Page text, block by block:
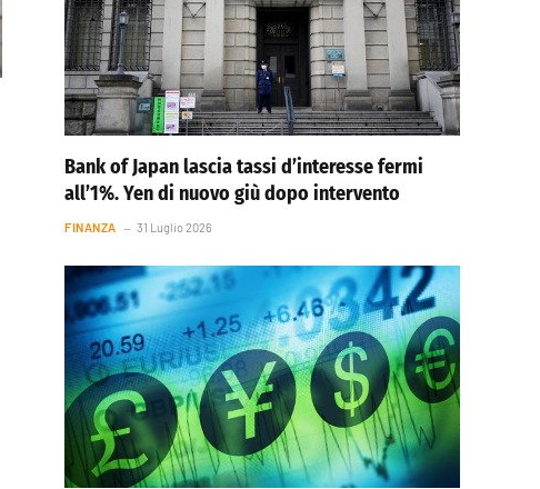
Bank of Japan lascia tassi d’interesse fermi
all’1%. Yen di nuovo giù dopo intervento
FINANZA 31 Luglio 2026